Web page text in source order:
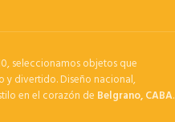
seleccionamos objetos que
y divertido. Diseño nacional,
en el corazón de Belgrano, CABA.